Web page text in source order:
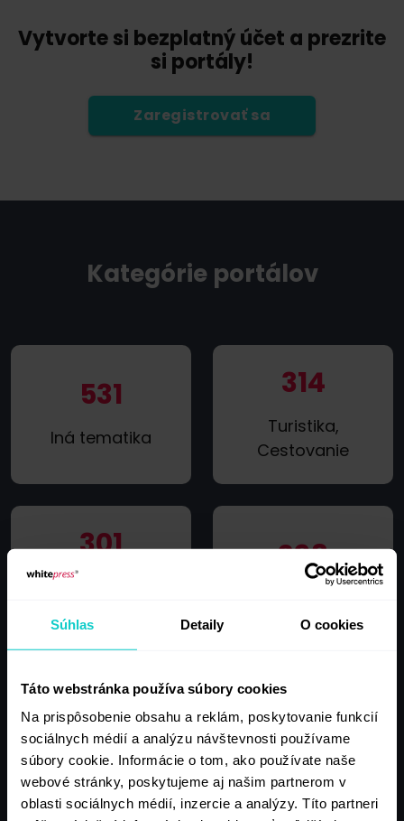
Súhlas Detaily O cookies
Táto webstránka používa súbory cookies
Na prispôsobenie obsahu a reklám, poskytovanie funkcií
sociálnych médií a analýzu návštevnosti používame
súbory cookie. Informácie o tom, ako používate naše
webové stránky, poskytujeme aj našim partnerom v
oblasti sociálnych médií, inzercie a analýzy. Títo partneri
Vytvorte si bezplatný účet a prezrite
si portály!
Zaregistrovať sa
Kategórie portálov
531
Iná tematika
314
Turistika,
Cestovanie
301
Poistenia
298
Kulturistika
292
Zábava
262
Spravodajstvo